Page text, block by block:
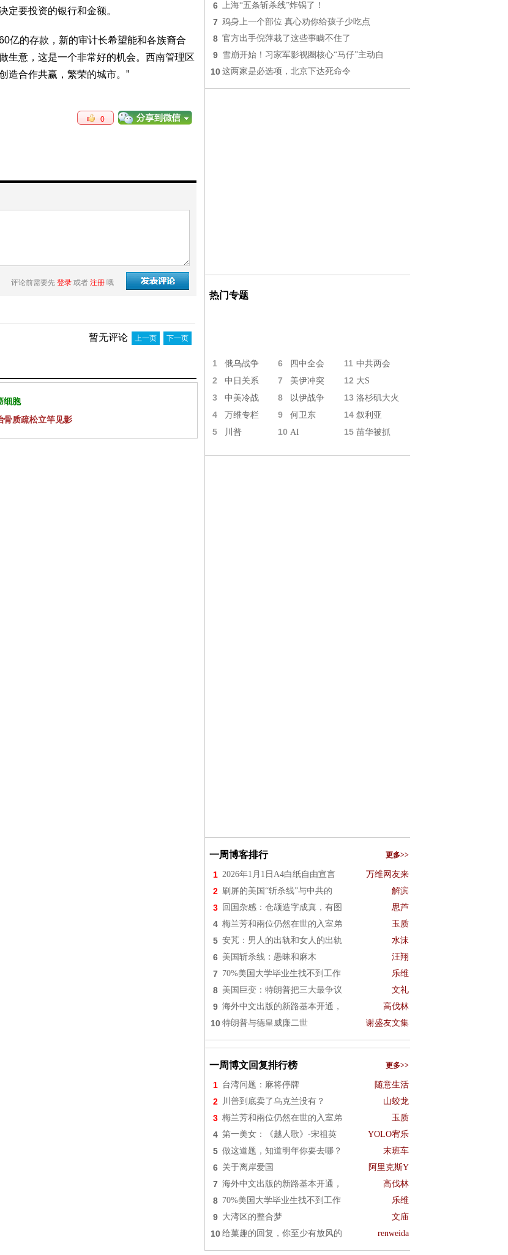
定要投资的银行和金额。
亿的存款，新的审计长希望能和各族裔合
生意，这是一个非常好的机会。西南管理区
造合作共赢，繁荣的城市。”
0
评论前需要先 登录 或者 注册 哦
暂无评论 上一页 下一页
细胞
骨质疏松立竿见影
6 上海“五条斩杀线”炸锅了！
7 鸡身上一个部位 真心劝你给孩子少吃点
8 官方出手倪萍栽了这些事瞒不住了
9 雪崩开始！习家军影视圈核心“马仔”主动自
10 这两家是必选项，北京下达死命令
热门专题
1 俄乌战争 6 四中全会 11 中共两会
2 中日关系 7 美伊冲突 12 大S
3 中美冷战 8 以伊战争 13 洛杉矶大火
4 万维专栏 9 何卫东 14 叙利亚
5 川普 10 AI 15 苗华被抓
一周博客排行 更多>>
1 2026年1月1日A4白纸自由宣言 万维网友来
2 刷屏的美国“斩杀线”与中共的 解滨
3 回国杂感：仓颉造字成真，有图 思芦
4 梅兰芳和兩位仍然在世的入室弟 玉质
5 安芃：男人的出轨和女人的出轨 水沫
6 美国斩杀线：愚昧和麻木 汪翔
7 70%美国大学毕业生找不到工作 乐维
8 美国巨变：特朗普把三大最争议 文礼
9 海外中文出版的新路基本开通， 高伐林
10 特朗普与德皇威廉二世 谢盛友文集
一周博文回复排行榜 更多>>
1 台湾问题：麻将停牌 随意生活
2 川普到底卖了乌克兰没有？ 山蛟龙
3 梅兰芳和兩位仍然在世的入室弟 玉质
4 第一美女：《越人歌》-宋祖英 YOLO宥乐
5 做这道题，知道明年你要去哪？ 末班车
6 关于离岸爱国 阿里克斯Y
7 海外中文出版的新路基本开通， 高伐林
8 70%美国大学毕业生找不到工作 乐维
9 大湾区的整合梦 文庙
10 给菓趣的回复，你至少有放风的 renweida